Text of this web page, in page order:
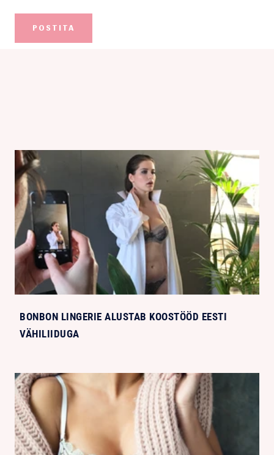
POSTITA
BONBON LINGERIE ALUSTAB KOOSTÖÖD EESTI
VÄHILIIDUGA